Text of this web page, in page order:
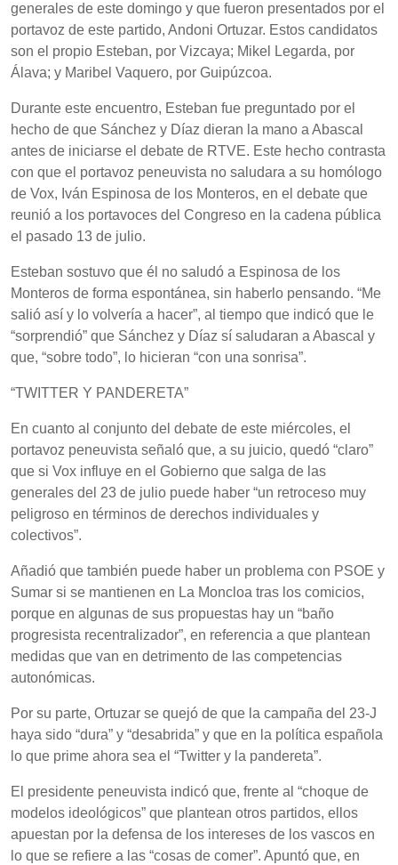
generales de este domingo y que fueron presentados por el
portavoz de este partido, Andoni Ortuzar. Estos candidatos
son el propio Esteban, por Vizcaya; Mikel Legarda, por
Álava; y Maribel Vaquero, por Guipúzcoa.
Durante este encuentro, Esteban fue preguntado por el
hecho de que Sánchez y Díaz dieran la mano a Abascal
antes de iniciarse el debate de RTVE. Este hecho contrasta
con que el portavoz peneuvista no saludara a su homólogo
de Vox, Iván Espinosa de los Monteros, en el debate que
reunió a los portavoces del Congreso en la cadena pública
el pasado 13 de julio.
Esteban sostuvo que él no saludó a Espinosa de los
Monteros de forma espontánea, sin haberlo pensando. “Me
salió así y lo volvería a hacer”, al tiempo que indicó que le
“sorprendió” que Sánchez y Díaz sí saludaran a Abascal y
que, “sobre todo”, lo hicieran “con una sonrisa”.
“TWITTER Y PANDERETA”
En cuanto al conjunto del debate de este miércoles, el
portavoz peneuvista señaló que, a su juicio, quedó “claro”
que si Vox influye en el Gobierno que salga de las
generales del 23 de julio puede haber “un retroceso muy
peligroso en términos de derechos individuales y
colectivos”.
Añadió que también puede haber un problema con PSOE y
Sumar si se mantienen en La Moncloa tras los comicios,
porque en algunas de sus propuestas hay un “baño
progresista recentralizador”, en referencia a que plantean
medidas que van en detrimento de las competencias
autonómicas.
Por su parte, Ortuzar se quejó de que la campaña del 23-J
haya sido “dura” y “desabrida” y que en la política española
lo que prime ahora sea el “Twitter y la pandereta”.
El presidente peneuvista indicó que, frente al “choque de
modelos ideológicos” que plantean otros partidos, ellos
apuestan por la defensa de los intereses de los vascos en
lo que se refiere a las “cosas de comer”. Apuntó que, en